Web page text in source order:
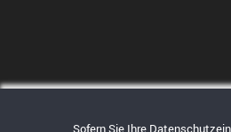
Sofern Sie Ihre